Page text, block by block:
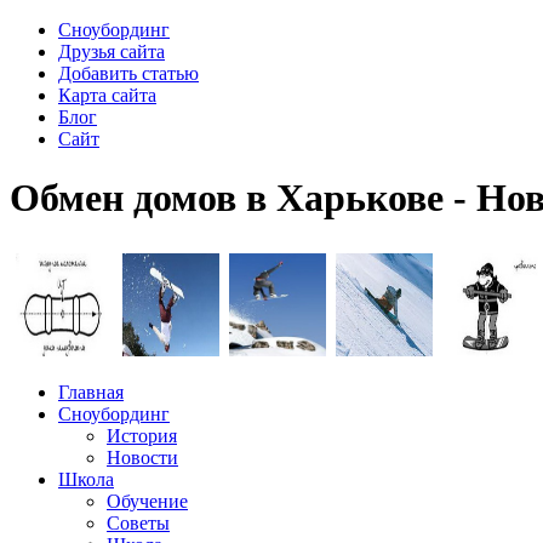
Сноубординг
Друзья сайта
Добавить статью
Карта сайта
Блог
Сайт
Обмен домов в Харькове -
Главная
Сноубординг
История
Новости
Школа
Обучение
Советы